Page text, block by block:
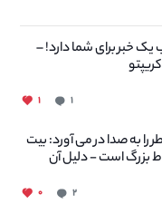
یک خبر برای شما دارد! –
۱ ۱
به صدا در می آورد: بیت
است - دلیل آن
۲ ۰